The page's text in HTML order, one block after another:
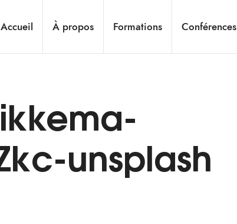
Accueil À propos Formations Conférences
unsplash